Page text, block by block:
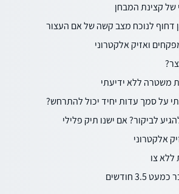
של קצינת המבחן
דחוף לנוכח מצב קשה של אם העצור
ואזיק אלקטרוני
משטרה ללא ידיעתי
על סמך עדות יחיד יכול להתרחש?
לביקור? אם ישנו תיק פלילי
אלקטרוני
ללא צו
חודשים